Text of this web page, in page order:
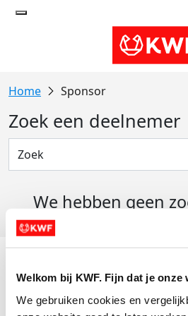
Welkom bij KWF. Fijn dat je onze
We gebruiken cookies en
Sponsor
Zoek een deelnemer
We hebben geen
Actiematerialen
Evenementen